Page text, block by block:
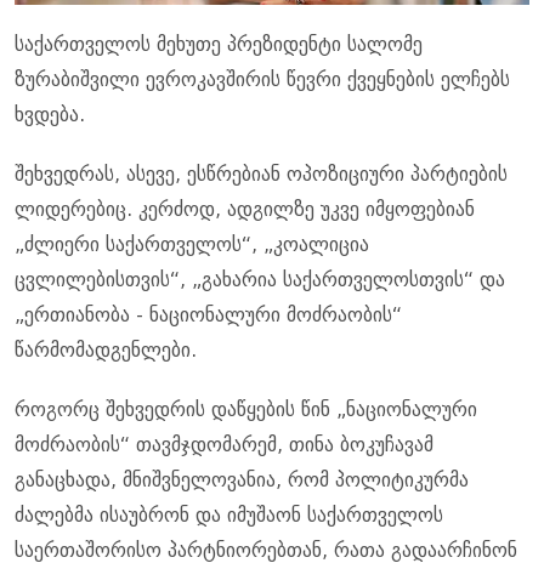
საქართველოს მეხუთე პრეზიდენტი სალომე
ზურაბიშვილი ევროკავშირის წევრი ქვეყნების ელჩებს
ხვდება.
შეხვედრას, ასევე, ესწრებიან ოპოზიციური პარტიების
ლიდერებიც. კერძოდ, ადგილზე უკვე იმყოფებიან
„ძლიერი საქართველოს“, „კოალიცია
ცვლილებისთვის“, „გახარია საქართველოსთვის“ და
„ერთიანობა - ნაციონალური მოძრაობის“
წარმომადგენლები.
როგორც შეხვედრის დაწყების წინ „ნაციონალური
მოძრაობის“ თავმჯდომარემ, თინა ბოკუჩავამ
განაცხადა, მნიშვნელოვანია, რომ პოლიტიკურმა
ძალებმა ისაუბრონ და იმუშაონ საქართველოს
საერთაშორისო პარტნიორებთან, რათა გადაარჩინონ